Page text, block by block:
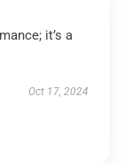
it’s a
Oct 17, 2024